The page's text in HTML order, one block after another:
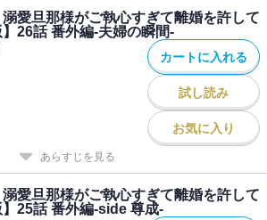
愛旦那様がご執心すぎて離婚を許して
26話 番外編-夫婦の瞬間-
カートに入れる
試し読み
お気に入り
あらすじを見る
愛旦那様がご執心すぎて離婚を許して
25話 番外編-side 尊成-